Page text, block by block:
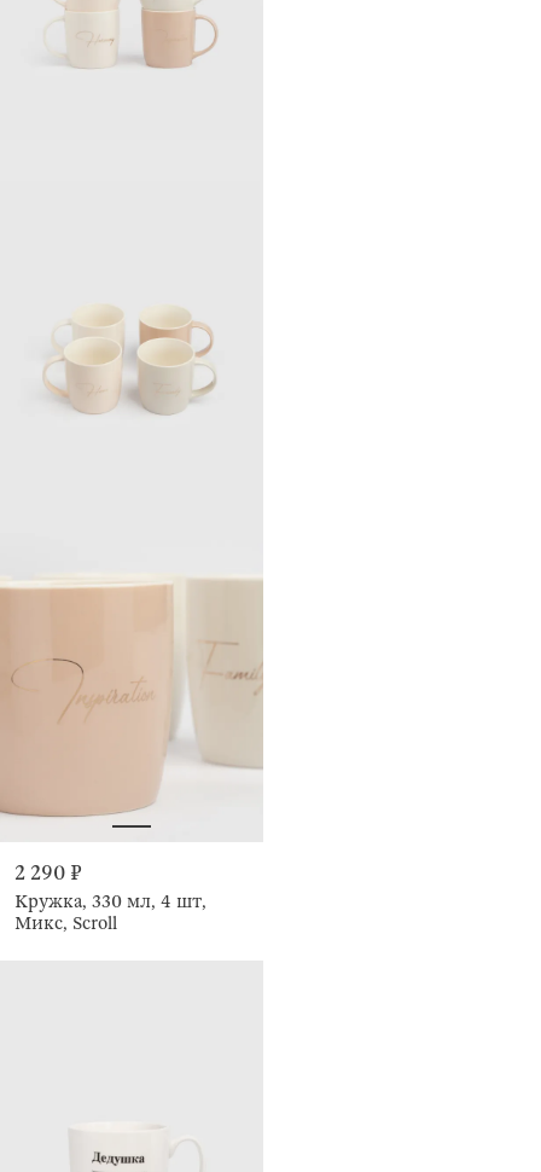
2 290 ₽
Кружка, 330 мл, 4 шт,
Микс, Scroll